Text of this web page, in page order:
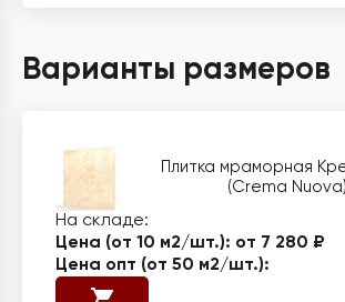
Варианты размеров
Плитка мраморная
(Crema Nuova)
от 7 280 ₽